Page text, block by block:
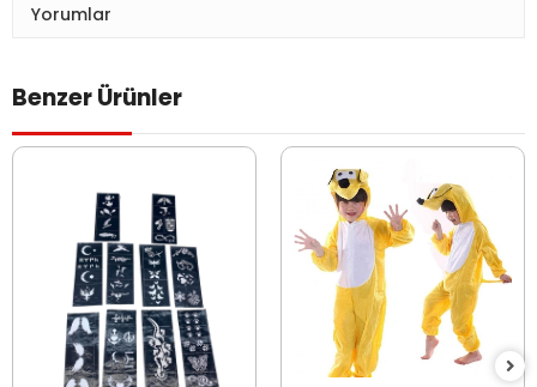
Yorumlar
Benzer Ürünler